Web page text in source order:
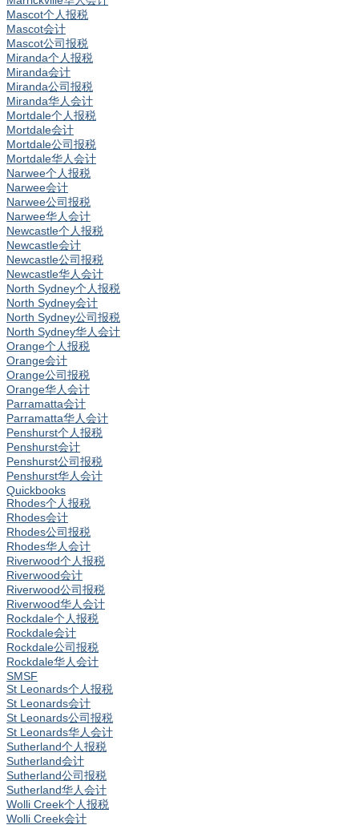
Mascot个人报税
Mascot会计
Mascot公司报税
Miranda个人报税
Miranda会计
Miranda公司报税
Miranda华人会计
Mortdale个人报税
Mortdale会计
Mortdale公司报税
Mortdale华人会计
Narwee个人报税
Narwee会计
Narwee公司报税
Narwee华人会计
Newcastle个人报税
Newcastle会计
Newcastle公司报税
Newcastle华人会计
North Sydney个人报税
North Sydney会计
North Sydney公司报税
North Sydney华人会计
Orange个人报税
Orange会计
Orange公司报税
Orange华人会计
Parramatta会计
Parramatta华人会计
Penshurst个人报税
Penshurst会计
Penshurst公司报税
Penshurst华人会计
Quickbooks
Rhodes个人报税
Rhodes会计
Rhodes公司报税
Rhodes华人会计
Riverwood个人报税
Riverwood会计
Riverwood公司报税
Riverwood华人会计
Rockdale个人报税
Rockdale会计
Rockdale公司报税
Rockdale华人会计
SMSF
St Leonards个人报税
St Leonards会计
St Leonards公司报税
St Leonards华人会计
Sutherland个人报税
Sutherland会计
Sutherland公司报税
Sutherland华人会计
Wolli Creek个人报税
Wolli Creek会计